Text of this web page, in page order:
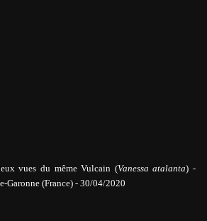
vues du même Vulcain (Vanessa atalanta) -
Garonne (France) - 30/04/2020